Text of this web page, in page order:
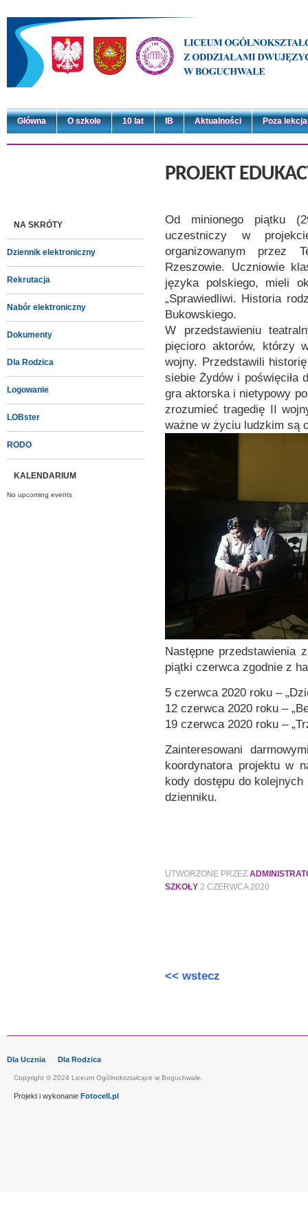
Główna O szkole 10 lat IB Aktualności Poza
PROJEKT
NA SKRÓTY
Dziennik elektroniczny
Rekrutacja
Nabór elektroniczny
Dokumenty
Dla Rodzica
Logowanie
LOBster
RODO
KALENDARIUM
No upcoming events
Od minionego piątku
uczestniczy w
organizowanym przez
Rzeszowie. Uczniowie
języka polskiego, mieli
„Sprawiedliwi. Historia
Bukowskiego.
W przedstawieniu
pięcioro aktorów, którzy
wojny. Przedstawili
siebie Żydów i poświęciła
gra aktorska i nietypowy
zrozumieć tragedię II
ważne w życiu ludzkim są
Następne przedstawienia
piątki czerwca zgodnie z
5 czerwca 2020 roku –
12 czerwca 2020 roku –
19 czerwca 2020 roku –
Zainteresowani
koordynatora projektu w
kody dostępu do
dzienniku.
UTWORZONE PRZEZ
SZKOŁY 2 CZERWCA 2020
<< wstecz
Dla Ucznia Dla Rodzica
Copyright © 2024 Liceum Ogólnokształcące w Boguchwale.
Projekt i wykonanie Fotocell.pl